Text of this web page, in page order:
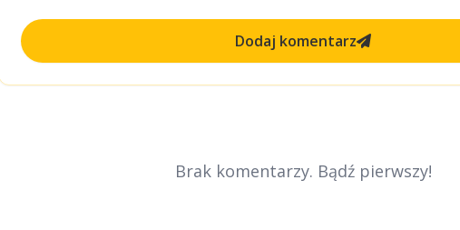
Dodaj komentarz
Brak komentarzy. Bądź pierwszy!